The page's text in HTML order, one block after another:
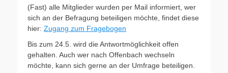
(Fast) alle Mitglieder wurden per Mail informiert, wer
sich an der Befragung beteiligen möchte, findet diese
hier: Zugang zum Fragebogen
Bis zum 24.5. wird die Antwortmöglichkeit offen
gehalten. Auch wer nach Offenbach wechseln
möchte, kann sich gerne an der Umfrage beteiligen.